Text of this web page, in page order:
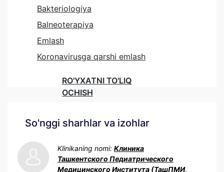
Bakteriologiya
Balneoterapiya
Emlash
Koronavirusga qarshi emlash
RO'YXATNI TO'LIQ
OCHISH
So'nggi sharhlar va izohlar
Klinikaning nomi: Клиника
Ташкентского Педиатрического
Медицинского Института (ТашПМИ,